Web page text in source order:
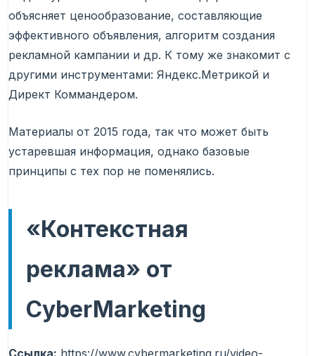
объясняет ценообразование, составляющие
эффективного объявления, алгоритм создания
рекламной кампании и др. К тому же знакомит с
другими инструментами: Яндекс.Метрикой и
Директ Коммандером.
Материалы от 2015 года, так что может быть
устаревшая информация, однако базовые
принципы с тех пор не поменялись.
«Контекстная
реклама» от
CyberMarketing
Ссылка: https://www.cybermarketing.ru/video-